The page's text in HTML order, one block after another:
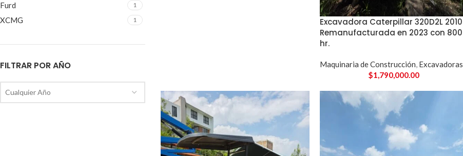
Furd 1
XCMG 1
FILTRAR POR AÑO
Cualquier Año
Excavadora Caterpillar 320D2L 2010
Remanufacturada en 2023 con 800
hr.
Maquinaria de Construcción, Excavadoras
$1,790,000.00